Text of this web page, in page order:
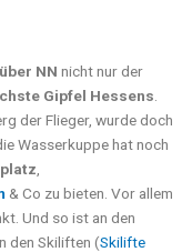
NN nicht nur der
Gipfel Hessens
der Flieger, wurde doch
Wasserkuppe hat noch
& Co zu bieten. Vor allem
Und so ist an den
den Skiliften (Skilifte